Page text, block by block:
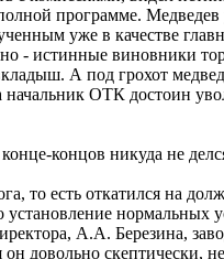
программе. Медведев
уже в качестве
- истинные виновники
А под грохот
ОТК достоин
концов никуда не
то есть откатился на
нормальных
А.А. Березина,
скептически, не